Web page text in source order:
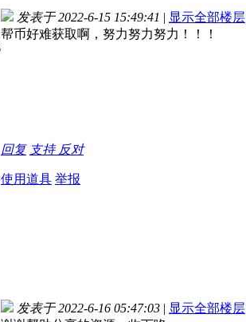
发表于 2022-6-15 15:49:41 | 显示全部楼层
帮币好难获取啊，努力努力努力！！！
回复 支持 反对
使用道具 举报
发表于 2022-6-16 05:47:03 | 显示全部楼层